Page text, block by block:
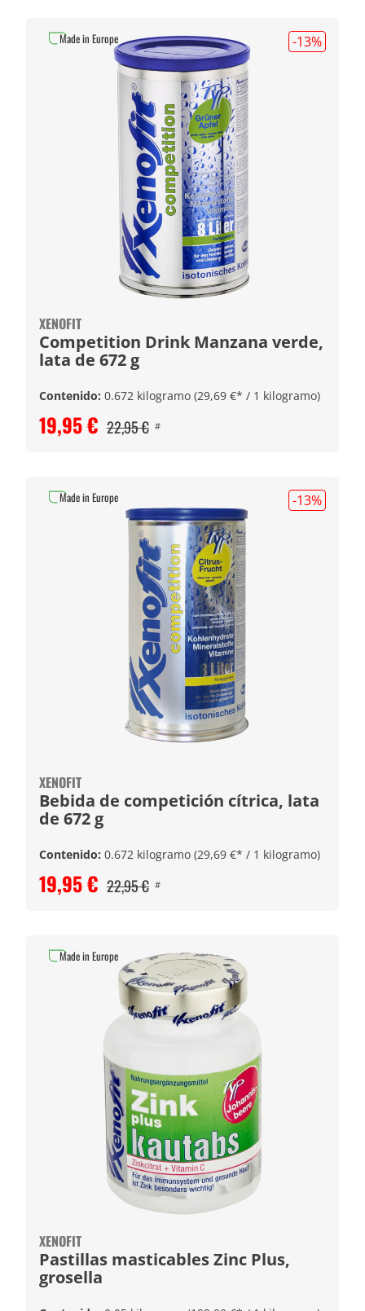
-13%
XENOFIT
Competition Drink Manzana verde,
lata de 672 g
Contenido: 0.672 kilogramo (29,69 €* / 1 kilogramo)
19,95 € 22,95 € #
Made in Europe
-13%
XENOFIT
Bebida de competición cítrica, lata
de 672 g
Contenido: 0.672 kilogramo (29,69 €* / 1 kilogramo)
19,95 € 22,95 € #
Made in Europe
XENOFIT
Pastillas masticables Zinc Plus,
grosella
Made in Europe